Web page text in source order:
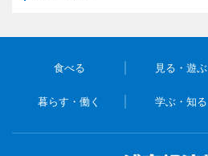
食べる 見る・遊ぶ
暮らす・働く 学ぶ・知る